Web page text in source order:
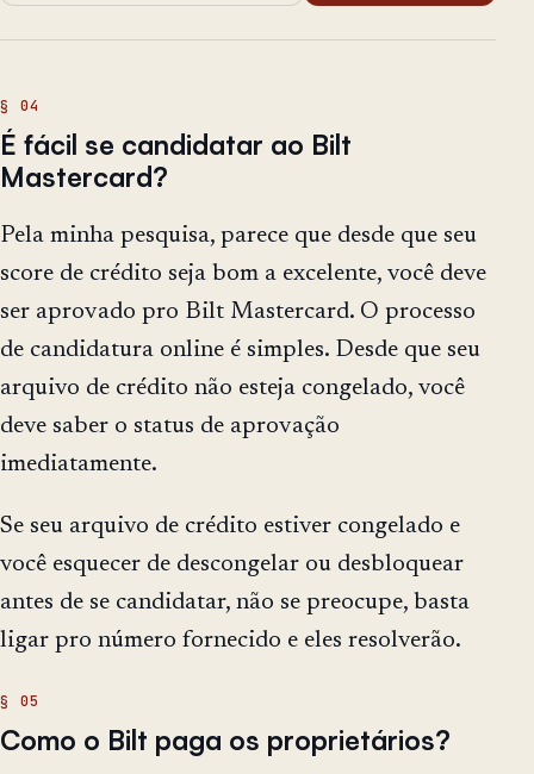
É fácil se candidatar ao Bilt
Mastercard?
Pela minha pesquisa, parece que desde que seu
score de crédito seja bom a excelente, você deve
ser aprovado pro Bilt Mastercard. O processo
de candidatura online é simples. Desde que seu
arquivo de crédito não esteja congelado, você
deve saber o status de aprovação
imediatamente.
Se seu arquivo de crédito estiver congelado e
você esquecer de descongelar ou desbloquear
antes de se candidatar, não se preocupe, basta
ligar pro número fornecido e eles resolverão.
Como o Bilt paga os proprietários?